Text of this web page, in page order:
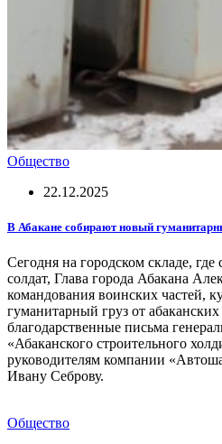
Общество
22.12.2025
В Абакане собирают новый
Сегодня на городском складе,
солдат, Глава города Абакана
командования воинских частей,
гуманитарный груз от
благодарственные письма
«Абаканского строительного
руководителям компании
Ивану Себрову.
Общество